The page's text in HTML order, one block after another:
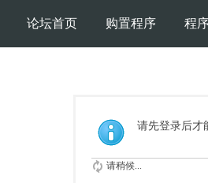
论坛首页 购置程序 程
请先登录后才
请稍候...